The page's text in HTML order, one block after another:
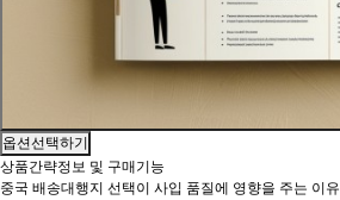
옵션선택하기
상품간략정보 및 구매기능
중국 배송대행지 선택이 사입 품질에 영향을 주는 이유